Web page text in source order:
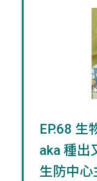
EP.68 生
aka 種出
生防中心